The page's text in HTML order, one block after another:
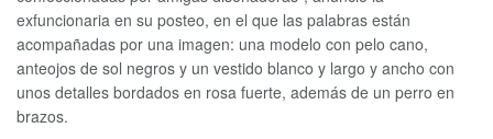
exfuncionaria en su posteo, en el que las palabras están
acompañadas por una imagen: una modelo con pelo cano,
anteojos de sol negros y un vestido blanco y largo y ancho con
unos detalles bordados en rosa fuerte, además de un perro en
brazos.